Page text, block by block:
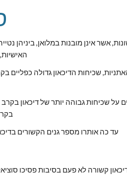
בקרב
עד כה אותרו מספר גנים הקשורים
קשורה לא פעם בסיבות פסיכו